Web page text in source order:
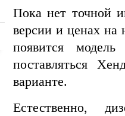
Пока нет точной
версии и ценах на
появится
поставляться
варианте.
Естественно,